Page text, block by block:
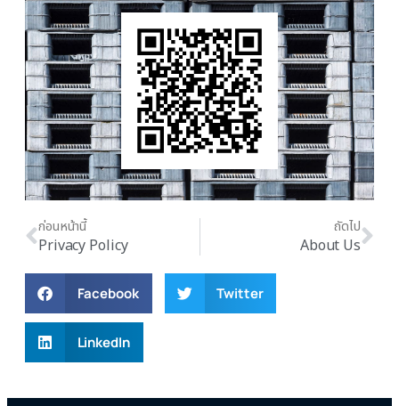
ก่อนหน้านี้
Privacy Policy
ถัดไป
About Us
Facebook Twitter
LinkedIn